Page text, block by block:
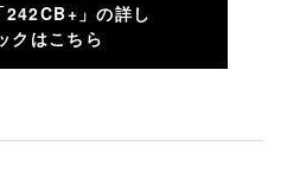
242CB+」の詳し
クはこちら